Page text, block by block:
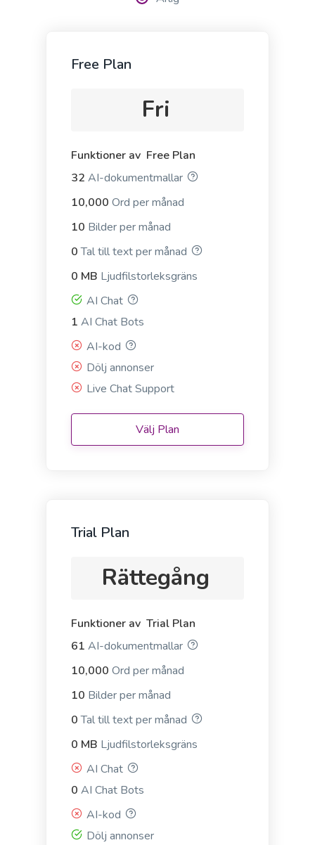
Stories
Proffs
Bullet Point Answers
Precise and informative bullet points that provide
quick and valuable answers to your customers'
Definition
A definition for a word, phrase, or acronym that's
used often by your target buyers.
A tool to create engaging questions and polls that
increase audience participation and engagement.
Passive to Active Voice
voice sentences into active voice sentences.
Free Plan
Fri
Funktioner av Free Plan
32 AI-dokumentmallar
10,000 Ord per månad
10 Bilder per månad
0Tal till text per månad
0 MB Ljudfilstorleksgräns
AI Chat
1 AI Chat Bots
AI-kod
Dölj annonser
Live Chat Support
Välj Plan
Trial Plan
Rättegång
Funktioner av Trial Plan
61 AI-dokumentmallar
10,000 Ord per månad
10 Bilder per månad
0Tal till text per månad
0 MB Ljudfilstorleksgräns
AI Chat
0 AI Chat Bots
AI-kod
Dölj annonser